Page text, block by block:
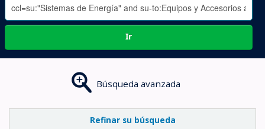
Ir
Búsqueda avanzada
Refinar su búsqueda